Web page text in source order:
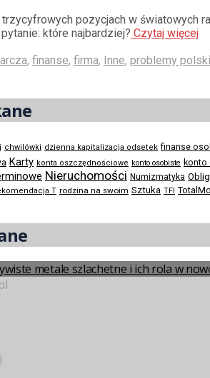
trzycyfrowych pozycjach w
które najbardziej? Czytaj więcej
, finanse, firma, Inne, problemy
chwilówki dzienna kapitalizacja odsetek finanse
Karty konta oszczędnościowe konto osobiste
Nieruchomości Numizmatyka
T rodzina na swoim Sztuka TFI
metale szlachetne i ich rola w